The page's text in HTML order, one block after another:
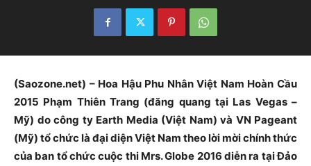
(Saozone.net) – Hoa Hậu Phu Nhân Việt Nam Hoàn Cầu
2015 Phạm Thiên Trang (đăng quang tại Las Vegas –
Mỹ) do công ty Earth Media (Việt Nam) và VN Pageant
(Mỹ) tổ chức là đại diện Việt Nam theo lời mời chính thức
của ban tổ chức cuộc thi Mrs. Globe 2016 diễn ra tại Đảo